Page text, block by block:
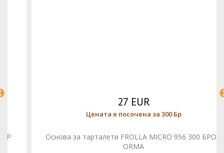
27 EUR
Цената е посочена за 300 Бр
Основа за тарталети FROLLA MICRO 956 300 БРОЙ